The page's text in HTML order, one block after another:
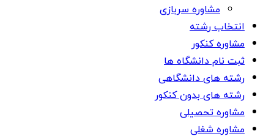
مشاوره سربازی
انتخاب رشته
مشاوره کنکور
ثبت نام دانشگاه ها
رشته های دانشگاهی
رشته های بدون کنکور
مشاوره تحصیلی
مشاوره شغلی